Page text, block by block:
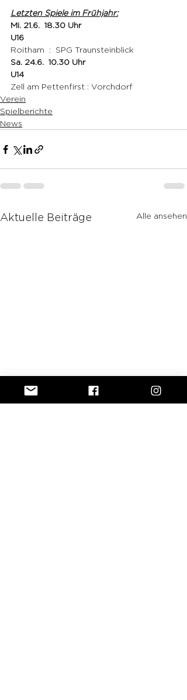
Letzten Spiele im Frühjahr:
Mi. 21.6.  18.30 Uhr
U16
Roitham  :  SPG Traunsteinblick
Sa. 24.6.  10.30 Uhr
U14
Zell am Pettenfirst : Vorchdorf
Verein
Spielberichte
News
Aktuelle Beiträge Alle ansehen